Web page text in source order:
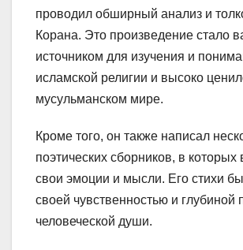
проводил обширный анализ и
Корана. Это произведение стало
источником для изучения и
исламской религии и высоко
мусульманском мире.
Кроме того, он также написал
поэтических сборников, в
свои эмоции и мысли. Его стихи
своей чувственностью и глубиной
человеческой души.